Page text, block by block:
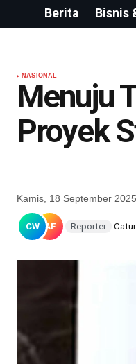
Berita Bisnis
NASIONAL
Menuju
Proyek
Kamis, 18 September
CW AF Reporter